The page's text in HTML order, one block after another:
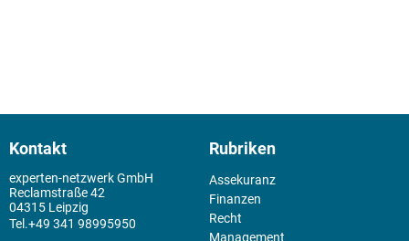
Kontakt
experten-netzwerk GmbH
Reclamstraße 42
04315 Leipzig
+49 341 98995950
Rubriken
Assekuranz
Finanzen
Recht
Management